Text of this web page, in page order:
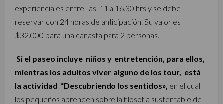
experiencia es entre las 11 a 16.30 hrs y se debe
reservar con 24 horas de anticipación. Su valor es
$32.000 para una canasta para 2 personas.
Si el paseo incluye niños y entretención, para ellos,
mientras los adultos viven alguno de los tour, está
la actividad “Descubriendo los sentidos», en el cual
los pequeños aprenden sobre la filosofía sustentable de